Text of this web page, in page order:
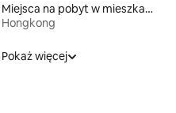
Miejsca na pobyt w mieszkaniach typu condo
Hongkong
Pokaż więcej